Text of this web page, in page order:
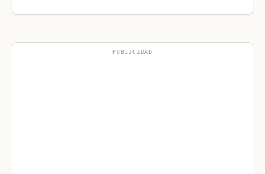
PUBLICIDAD